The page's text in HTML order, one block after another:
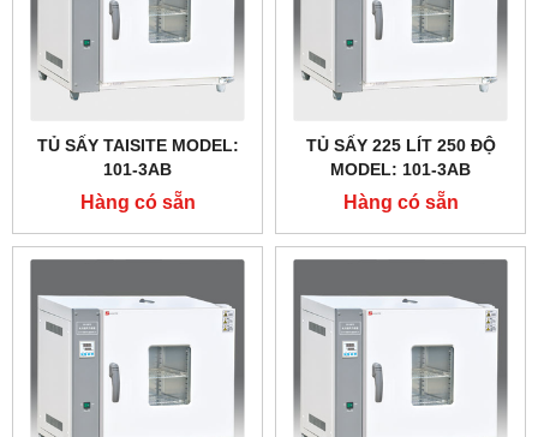
TỦ SẤY TAISITE MODEL:
101-3AB
Hàng có sẵn
TỦ SẤY 225 LÍT 250 ĐỘ
MODEL: 101-3AB
Hàng có sẵn